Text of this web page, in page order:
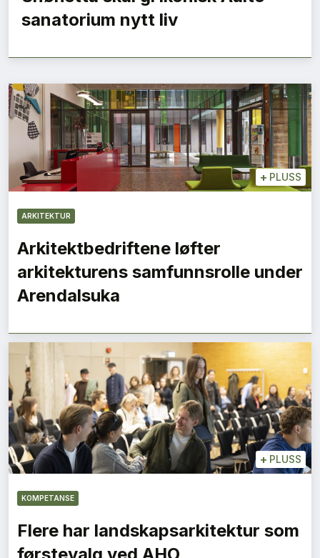
sanatorium nytt liv
+ PLUSS
ARKITEKTUR
Arkitektbedriftene løfter
arkitekturens samfunnsrolle under
Arendalsuka
+ PLUSS
KOMPETANSE
Flere har landskapsarkitektur som